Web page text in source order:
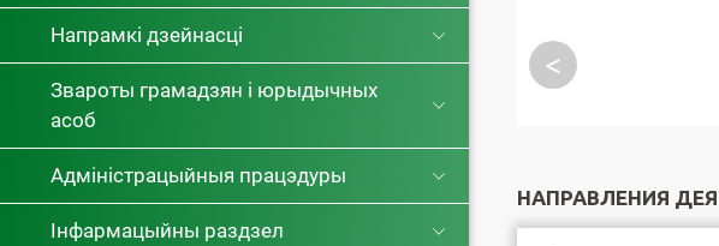
Напрамкі дзейнасці
Звароты грамадзян і юрыдычных
асоб
Адміністрацыйныя працэдуры
Інфармацыйны раздзел
<
НАПРАВЛЕНИЯ